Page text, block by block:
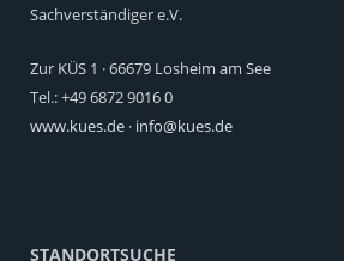
Sachverständiger e.V.
Zur KÜS 1 · 66679 Losheim am See
Tel.: +49 6872 9016 0
www.kues.de · info@kues.de
STANDORTSUCHE